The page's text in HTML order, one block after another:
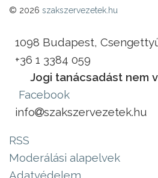
© 2026 szakszervezetek.hu
1098 Budapest,
+36 1 3384 059
Jogi tanácsadást nem
Facebook
info
szakszervezetek.hu
RSS
Moderálási alapelvek
Adatvédelem